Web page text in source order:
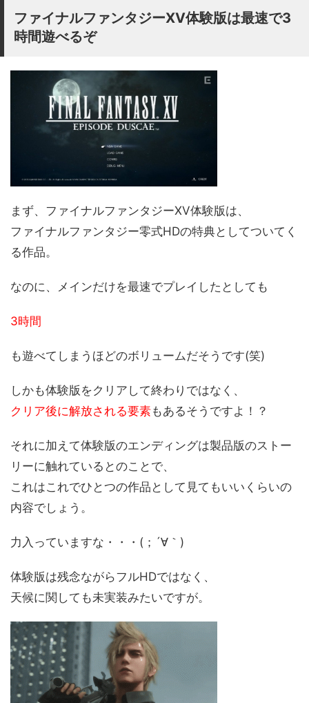
ファイナルファンタジーXV体験版は最速で3
時間遊べるぞ
まず、ファイナルファンタジーXV体験版は、
ファイナルファンタジー零式HDの特典としてついてく
る作品。
なのに、メインだけを最速でプレイしたとしても
3時間
も遊べてしまうほどのボリュームだそうです(笑)
しかも体験版をクリアして終わりではなく、
クリア後に解放される要素もあるそうですよ！？
それに加えて体験版のエンディングは製品版のストー
リーに触れているとのことで、
これはこれでひとつの作品として見てもいいくらいの
内容でしょう。
力入っていますな・・・(；´∀｀)
体験版は残念ながらフルHDではなく、
天候に関しても未実装みたいですが。